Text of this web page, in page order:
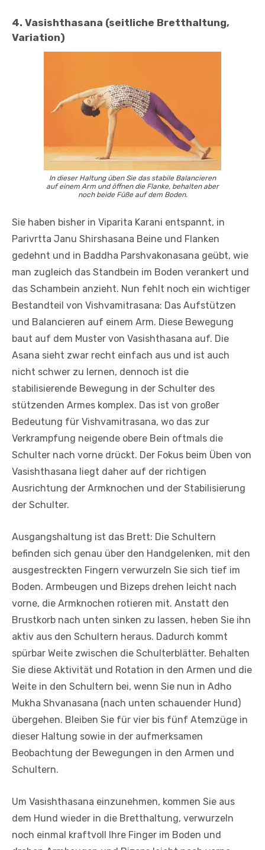
4. Vasishthasana (seitliche Bretthaltung,
Variation)
In dieser Haltung üben Sie das stabile Balancieren
auf einem Arm und öffnen die Flanke, behalten aber
noch beide Füße auf dem Boden.
Sie haben bisher in Viparita Karani entspannt, in
Parivrtta Janu Shirshasana Beine und Flanken
gedehnt und in Baddha Parshvakonasana geübt, wie
man zugleich das Standbein im Boden verankert und
das Schambein anzieht. Nun fehlt noch ein wichtiger
Bestandteil von Vishvamitrasana: Das Aufstützen
und Balancieren auf einem Arm. Diese Bewegung
baut auf dem Muster von Vasishthasana auf. Die
Asana sieht zwar recht einfach aus und ist auch
nicht schwer zu lernen, dennoch ist die
stabilisierende Bewegung in der Schulter des
stützenden Armes komplex. Das ist von großer
Bedeutung für Vishvamitrasana, wo das zur
Verkrampfung neigende obere Bein oftmals die
Schulter nach vorne drückt. Der Fokus beim Üben von
Vasishthasana liegt daher auf der richtigen
Ausrichtung der Armknochen und der Stabilisierung
der Schulter.
Ausgangshaltung ist das Brett: Die Schultern
befinden sich genau über den Handgelenken, mit den
ausgestreckten Fingern verwurzeln Sie sich tief im
Boden. Armbeugen und Bizeps drehen leicht nach
vorne, die Armknochen rotieren mit. Anstatt den
Brustkorb nach unten sinken zu lassen, heben Sie ihn
aktiv aus den Schultern heraus. Dadurch kommt
spürbar Weite zwischen die Schulterblätter. Behalten
Sie diese Aktivität und Rotation in den Armen und die
Weite in den Schultern bei, wenn Sie nun in Adho
Mukha Shvanasana (nach unten schauender Hund)
übergehen. Bleiben Sie für vier bis fünf Atemzüge in
dieser Haltung sowie in der aufmerksamen
Beobachtung der Bewegungen in den Armen und
Schultern.
Um Vasishthasana einzunehmen, kommen Sie aus
dem Hund wieder in die Bretthaltung, verwurzeln
noch einmal kraftvoll Ihre Finger im Boden und